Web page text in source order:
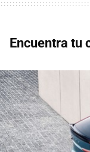
Encuentra tu